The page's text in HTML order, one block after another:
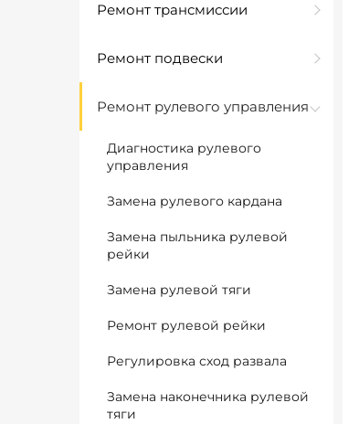
Ремонт трансмиссии
Ремонт подвески
Ремонт рулевого управления
Диагностика рулевого
управления
Замена рулевого кардана
Замена пыльника рулевой
рейки
Замена рулевой тяги
Ремонт рулевой рейки
Регулировка сход развала
Замена наконечника рулевой
тяги